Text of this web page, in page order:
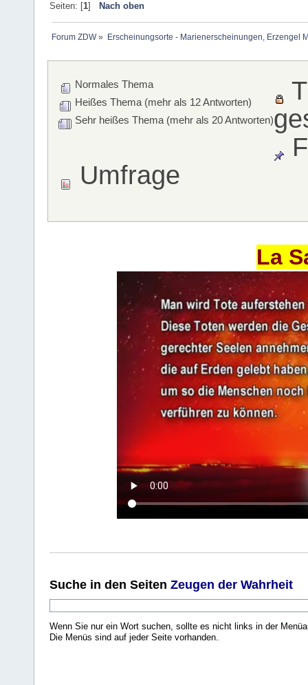
Seiten: [1] Nach oben
Forum ZDW» Erscheinungsorte - Marienerscheinungen, Erzengel
Normales Thema
Heißes Thema (mehr als 12 Antworten)
Sehr heißes Thema (mehr als 20 Antworten)
Umfrage
La
Suche in den Seiten Zeugen der Wahrheit
Wenn Sie nur ein Wort suchen, sollte es nicht links in der
Die Menüs sind auf jeder Seite vorhanden.